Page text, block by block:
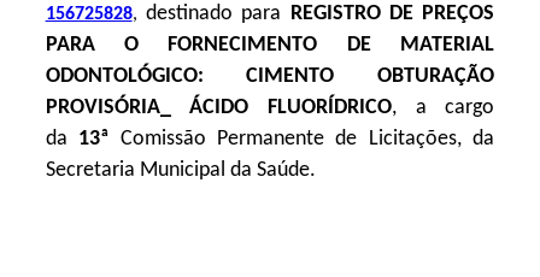
156725828, destinado para
REGISTRO DE PREÇOS
PARA O FORNECIMENTO DE MATERIAL
ODONTOLÓGICO: CIMENTO OBTURAÇÃO
PROVISÓRIA_ ÁCIDO FLUORÍDRICO, a cargo
da 13ª Comissão Permanente de Licitações, da
Secretaria Municipal da Saúde.